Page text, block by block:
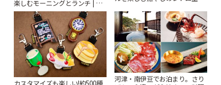
楽しむモーニングとランチ | こ
とりっぷ
河津・南伊豆でお泊まり。さり